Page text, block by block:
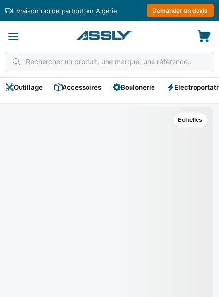
Livraison rapide partout en Algérie Demander un devis
Outillage Accessoires Boulonerie
Echelles